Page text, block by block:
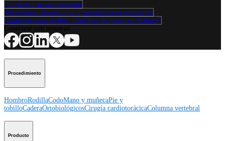
Contacte a un representante
Ver eventos, laboratorios y oportunidades educativas
Regístrese para recibir: ¿Qué hay de nuevo en Arthrex?
Procedimiento
HombroRodillaCodoMano y muñecaPie y
tobilloCaderaOrtobiológicosCirugía cardiotorácicaColumna vertebral
Producto